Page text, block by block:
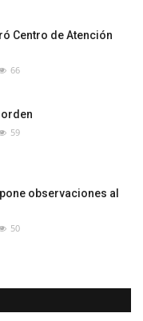
Centro de Atención
66
59
observaciones al
50